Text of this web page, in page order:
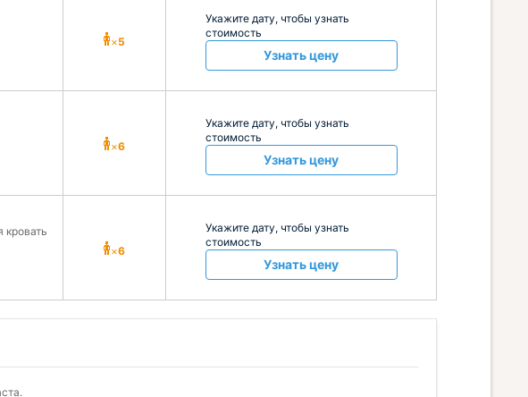
×5
Укажите дату, чтобы узнать
стоимость
Узнать цену
×6
Укажите дату, чтобы узнать
стоимость
Узнать цену
кровать
×6
Укажите дату, чтобы узнать
стоимость
Узнать цену